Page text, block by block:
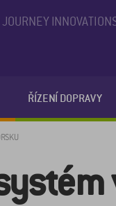
JOURNEY
ŘÍZENÍ DOPRAVY